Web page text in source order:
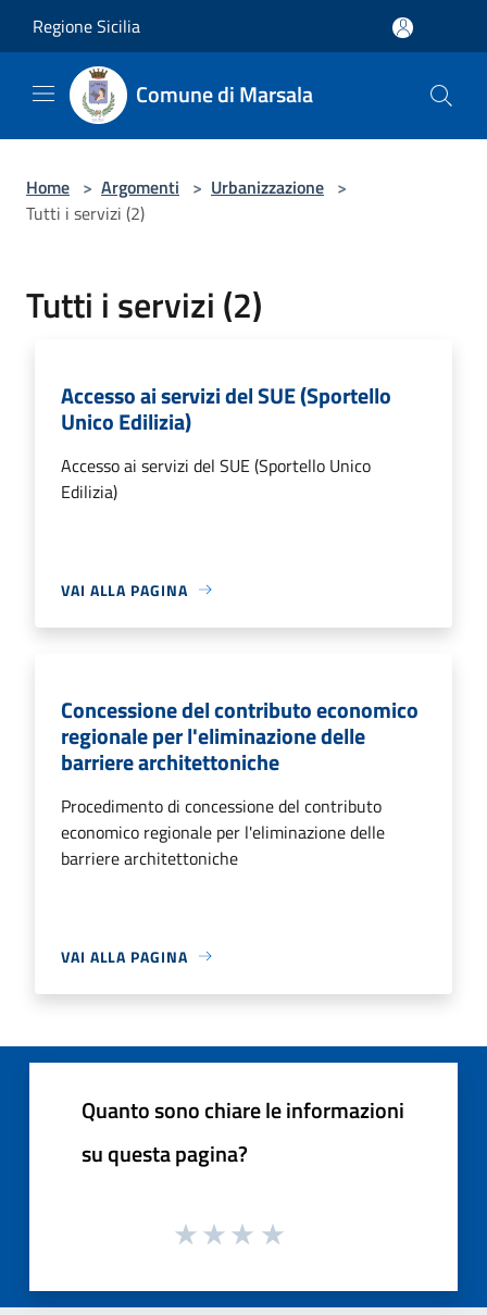
Regione Sicilia
Comune di Marsala
Home > Argomenti > Urbanizzazione >
Tutti i servizi (2)
Tutti i servizi (2)
Accesso ai servizi del SUE (Sportello
Unico Edilizia)
Accesso ai servizi del SUE (Sportello Unico
Edilizia)
VAI ALLA PAGINA
Concessione del contributo economico
regionale per l'eliminazione delle
barriere architettoniche
Procedimento di concessione del contributo
economico regionale per l'eliminazione delle
barriere architettoniche
VAI ALLA PAGINA
Quanto sono chiare le informazioni
su questa pagina?